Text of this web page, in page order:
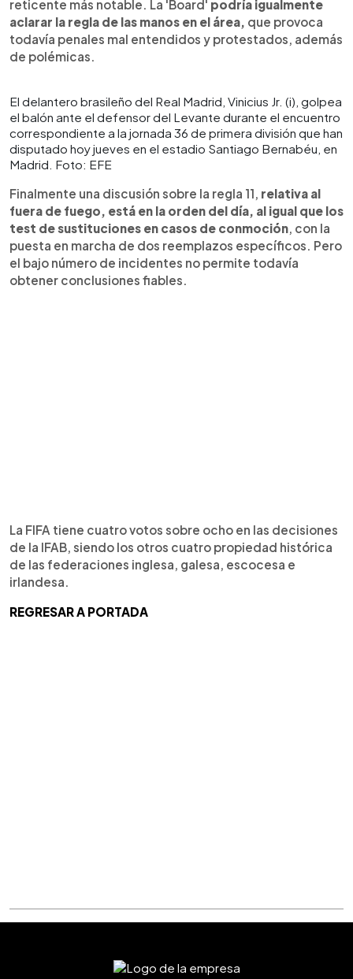
reticente más notable. La 'Board' podría igualmente
aclarar la regla de las manos en el área, que provoca
todavía penales mal entendidos y protestados, además
de polémicas.
El delantero brasileño del Real Madrid, Vinicius Jr. (i), golpea
el balón ante el defensor del Levante durante el encuentro
correspondiente a la jornada 36 de primera división que han
disputado hoy jueves en el estadio Santiago Bernabéu, en
Madrid. Foto: EFE
Finalmente una discusión sobre la regla 11, relativa al
fuera de fuego, está en la orden del día, al igual que los
test de sustituciones en casos de conmoción, con la
puesta en marcha de dos reemplazos específicos. Pero
el bajo número de incidentes no permite todavía
obtener conclusiones fiables.
La FIFA tiene cuatro votos sobre ocho en las decisiones
de la IFAB, siendo los otros cuatro propiedad histórica
de las federaciones inglesa, galesa, escocesa e
irlandesa.
REGRESAR A PORTADA